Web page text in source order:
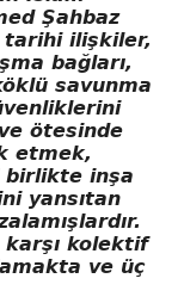
Şahbaz
tarihi ilişkiler,
bağları,
savunma
ötesinde
etmek,
birlikte inşa
yansıtan
karşı kolektif
ve üç